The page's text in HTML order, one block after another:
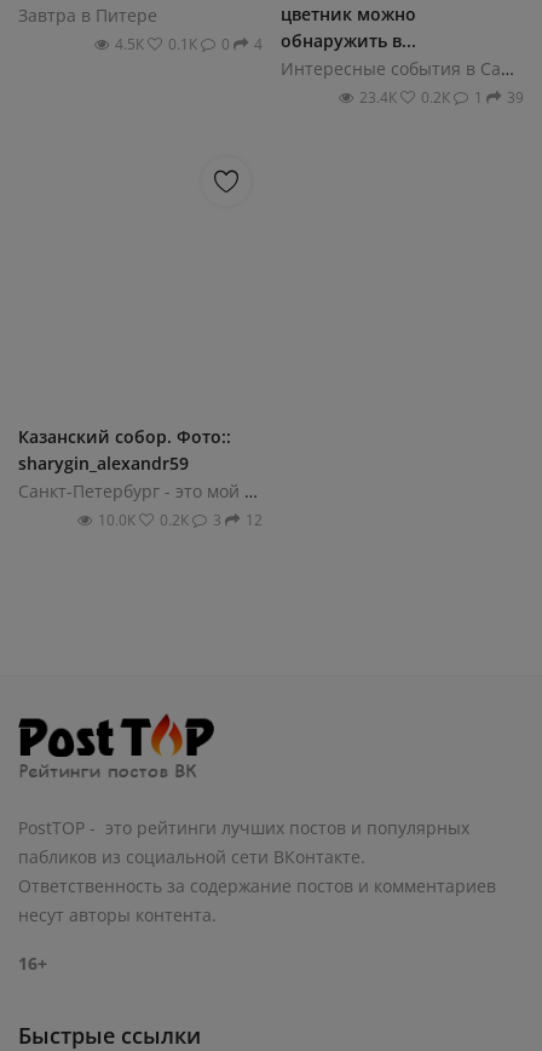
Завтра в Питере
4.5К 0.1К 0 4
цветник можно
обнаружить в...
Интересные события в Санкт-Петербурге
23.4К 0.2К 1 39
Казанский собор. Фото::
sharygin_alexandr59
Санкт-Петербург - это мой город!
10.0К 0.2К 3 12
PostTOP - это рейтинги лучших постов и популярных
пабликов из социальной сети ВКонтакте.
Ответственность за содержание постов и комментариев
несут авторы контента.
16+
Быстрые ссылки